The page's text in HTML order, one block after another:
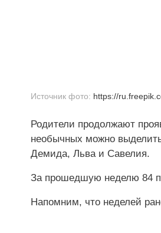
Источник фото: https://
Родители продолжают
необычных можно
Демида, Льва и Савелия.
За прошедшую неделю 84
Напомним, что неделей